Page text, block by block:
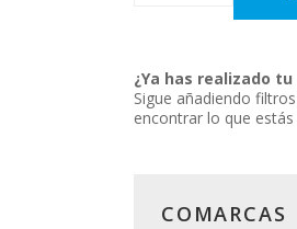
¿Ya has realizado tu
Sigue añadiendo
encontrar lo que estás
COMARCAS